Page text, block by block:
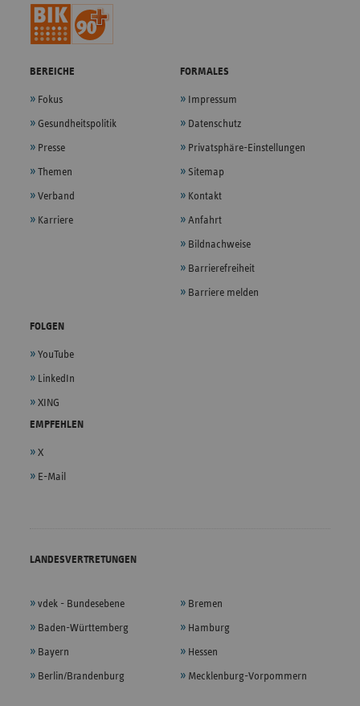
BEREICHE
Fokus
Gesundheitspolitik
Presse
Themen
Verband
Karriere
FORMALES
Impressum
Datenschutz
Privatsphäre-Einstellungen
Sitemap
Kontakt
Anfahrt
Bildnachweise
Barrierefreiheit
Barriere melden
FOLGEN
YouTube
LinkedIn
XING
EMPFEHLEN
X
E-Mail
LANDESVERTRETUNGEN
vdek - Bundesebene
Baden-Württemberg
Bayern
Berlin/Brandenburg
Bremen
Hamburg
Hessen
Mecklenburg-Vorpommern